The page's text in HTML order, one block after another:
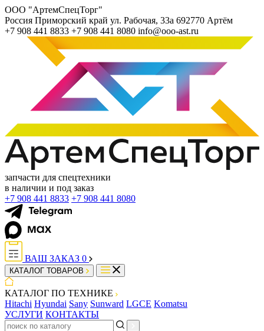
ООО "АртемСпецТорг"
Россия Приморский край ул. Рабочая, 33а 692770 Артём
+7 908 441 8833 +7 908 441 8080 info@ooo-ast.ru
запчасти для спецтехники
в наличии и под заказ
+7 908 441 8833 +7 908 441 8080
ВАШ ЗАКАЗ 0
КАТАЛОГ ТОВАРОВ
КАТАЛОГ ПО ТЕХНИКЕ
Hitachi Hyundai Sany Sunward LGCE Komatsu
УСЛУГИ КОНТАКТЫ